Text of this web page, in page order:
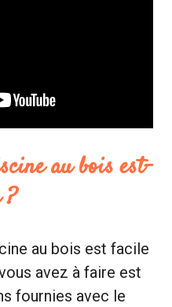
au bois est-
au bois est facile
avez à faire est
fournies avec le